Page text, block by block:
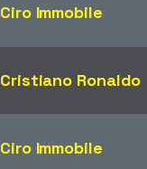
Ciro Immobile
Cristiano Ronaldo
Ciro Immobile